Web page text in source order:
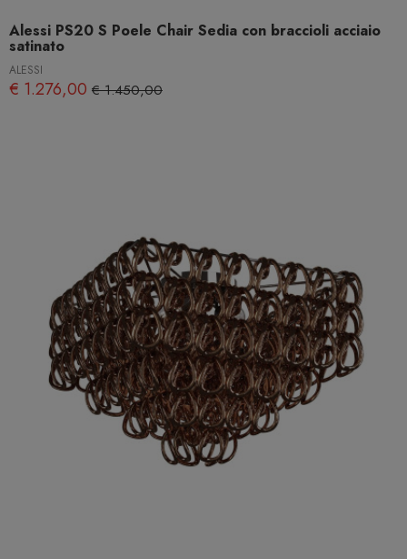
Alessi PS20 S Poele Chair Sedia con braccioli acciaio
satinato
ALESSI
€ 1.276,00 € 1.450,00